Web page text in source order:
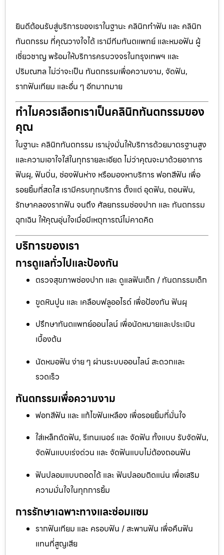
ยินดีต้อนรับสู่บริการของเราในฐานะ คลินิกทำฟัน และ คลินิก
ทันตกรรม ที่คุณวางใจได้ เรามีทีมทันตแพทย์ และหมอฟัน ผู้
เชี่ยวชาญ พร้อมให้บริการครบวงจรในกรุงเทพฯ และ
ปริมณฑล ไม่ว่าจะเป็น ทันตกรรมเพื่อความงาม, จัดฟัน,
รากฟันเทียม และอื่น ๆ อีกมากมาย
ทำไมควรเลือกเราเป็นคลินิกทันตกรรมของ
คุณ
ในฐานะ คลินิกทันตกรรม เรามุ่งมั่นให้บริการด้วยมาตรฐานสูง
และความเอาใจใส่ในทุกรายละเอียด ไม่ว่าคุณจะมาด้วยอาการ
ฟันผุ, ฟันบิ่น, ช่องฟันห่าง หรือมองหาบริการ ฟอกสีฟัน เพื่อ
รอยยิ้มที่สดใส เรามีครบทุกบริการ ตั้งแต่ อุดฟัน, ถอนฟัน,
รักษาคลองรากฟัน จนถึง ศัลยกรรมช่องปาก และ ทันตกรรม
ฉุกเฉิน ให้คุณอุ่นใจเมื่อมีเหตุการณ์ไม่คาดคิด
บริการของเรา
การดูแลทั่วไปและป้องกัน
ตรวจสุขภาพช่องปาก และ ดูแลฟันเด็ก / ทันตกรรมเด็ก
ขูดหินปูน และ เคลือบฟลูออไรด์ เพื่อป้องกัน ฟันผุ
ปรึกษาทันตแพทย์ออนไลน์ เพื่อนัดหมายและประเมิน
เบื้องต้น
นัดหมอฟัน ง่าย ๆ ผ่านระบบออนไลน์ สะดวกและ
รวดเร็ว
ทันตกรรมเพื่อความงาม
ฟอกสีฟัน และ แก้ไขฟันเหลือง เพื่อรอยยิ้มที่มั่นใจ
ใส่เหล็กดัดฟัน, รีเทนเนอร์ และ จัดฟัน ทั้งแบบ รับจัดฟัน,
จัดฟันแบบเร่งด่วน และ จัดฟันแบบไม่ต้องถอนฟัน
ฟันปลอมแบบถอดได้ และ ฟันปลอมติดแน่น เพื่อเสริม
ความมั่นใจในทุกการยิ้ม
การรักษาเฉพาะทางและซ่อมแซม
รากฟันเทียม และ ครอบฟัน / สะพานฟัน เพื่อคืนฟัน
แทนที่สูญเสีย